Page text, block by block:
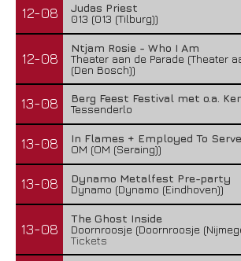
12-08
Judas Priest
013 (013 (Tilburg))
12-08
Ntjam Rosie - Who I Am
Theater aan de Parade (Theater
(Den Bosch))
13-08
Berg Feest Festival met o.a.
Tessenderlo
13-08
In Flames + Employed To Serve
OM (OM (Seraing))
13-08
Dynamo Metalfest Pre-party
Dynamo (Dynamo (Eindhoven))
13-08
The Ghost Inside
Doornroosje (Doornroosje
Tickets